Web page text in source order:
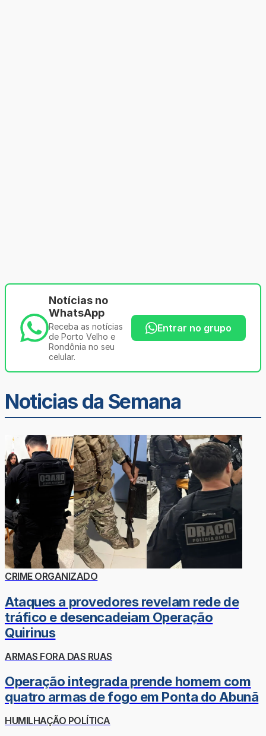
Notícias no
WhatsApp
Receba as notícias
de Porto Velho e
Rondônia no seu
celular.
Entrar no grupo
Noticias da Semana
CRIME ORGANIZADO
Ataques a provedores revelam rede de
tráfico e desencadeiam Operação
Quirinus
ARMAS FORA DAS RUAS
Operação integrada prende homem com
quatro armas de fogo em Ponta do Abunã
HUMILHAÇÃO POLÍTICA